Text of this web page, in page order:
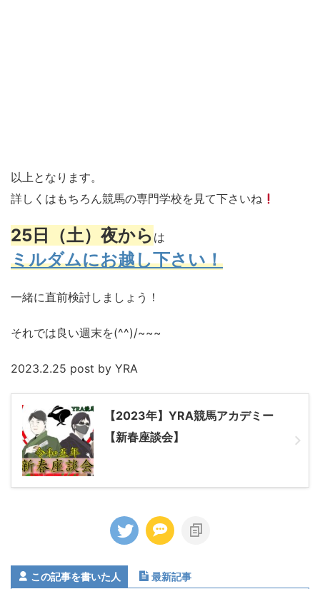
以上となります。
詳しくはもちろん競馬の専門学校を見て下さいね
25日（土）夜から は
ミルダムにお越し下さい！
一緒に直前検討しましょう！
それでは良い週末を(^^)/~~~
2023.2.25 post by YRA
【2023年】YRA競馬アカデミー
【新春座談会】
この記事を書いた人 最新記事